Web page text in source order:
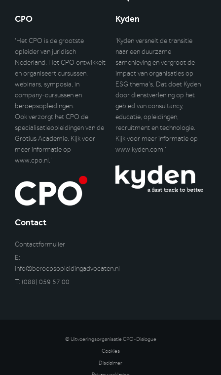
CPO
‘Het CPO is de grootste
opleider van juridisch
Nederland. Het CPO ontwikkelt
en organiseert cursussen,
webinars, symposia, in
company-cursussen en
beroepsopleidingen.
Ook verzorgt het CPO de
specialisatieopleidingen van de
Grotius Academie. Kijk voor
meer informatie op
www.cpo.nl.’
Kyden
‘Kyden versnelt de transitie
naar een duurzame
samenleving en vergroot de
impact van organisaties op
ESG thema’s. Dat doet Kyden
door dienstverlening op het
gebied van consultancy,
educatie, opleidingen,
recruitment en technologie.
Kijk voor meer informatie op
www.kyden.com.’
Contact
Contactformulier
E:
info@beroepsopleidingadvocaten.nl
T: (088) 059 57 00
© Uitvoeringsorganisatie CPO-Dialogue
Cookies
Disclaimer